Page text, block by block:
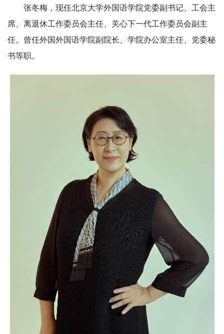
张冬梅，现任北京大学外国语学院党委副书记、工会主
席、离退休工作委员会主任、关心下一代工作委员会副主
任。曾任外国外国语学院副院长、学院办公室主任、党委秘
书等职。